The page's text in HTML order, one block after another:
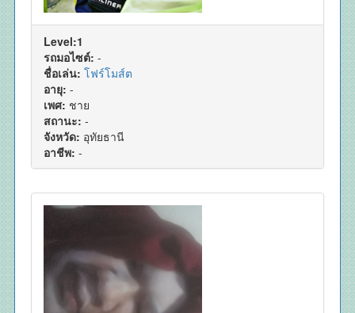
Level:1
รถมอไซต์: -
ชื่อเล่น: โฟร์โมส์ต
อายุ: -
เพศ: ชาย
สถานะ: -
จังหวัด: อุทัยธานี
อาชีพ: -